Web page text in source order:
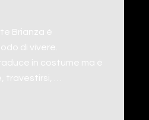
Brianza é
di vivere.
in costume ma é
travestirsi, …